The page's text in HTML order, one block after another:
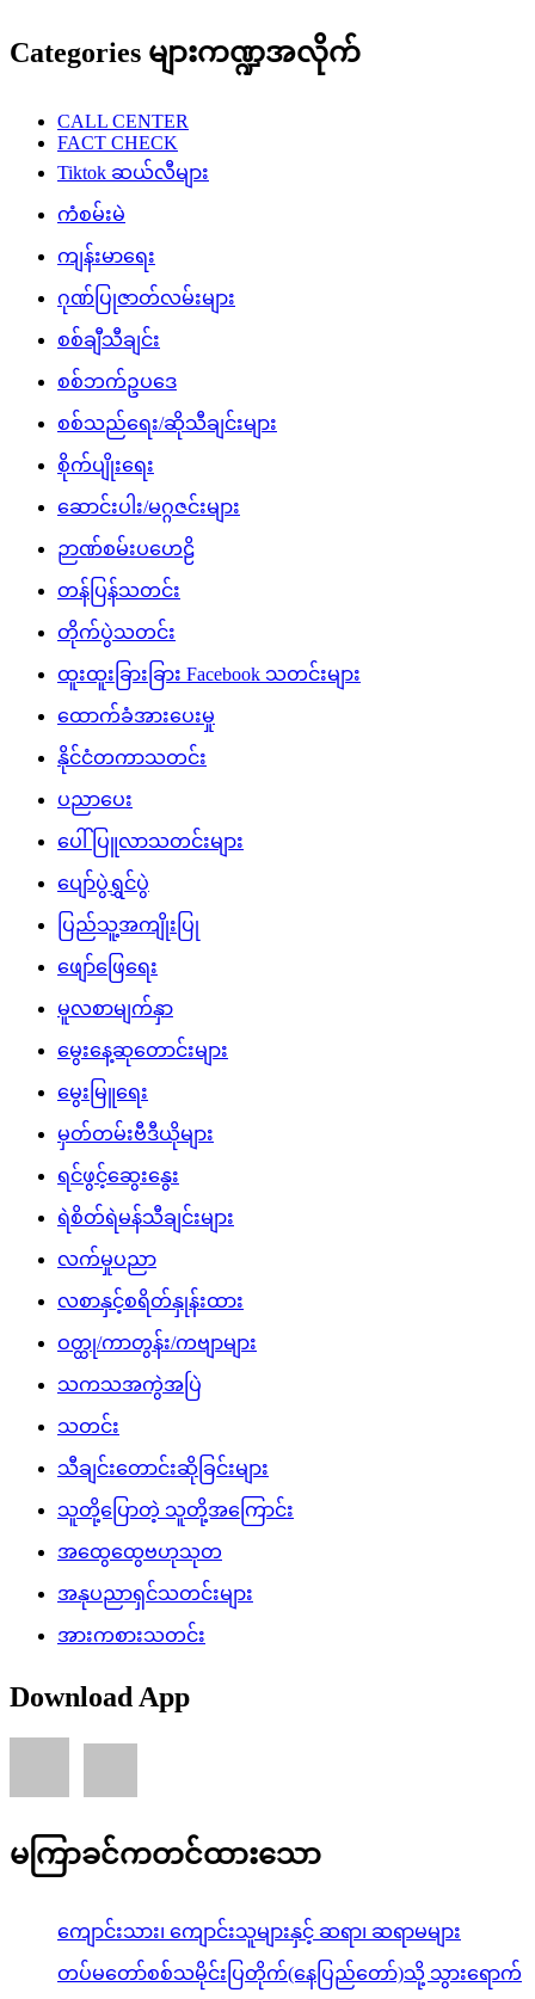
Categories များကဏ္ဍအလိုက်
CALL CENTER
FACT CHECK
Tiktok ဆယ်လီများ
ကံစမ်းမဲ
ကျန်းမာရေး
ဂုဏ်ပြုဇာတ်လမ်းများ
စစ်ချီသီချင်း
စစ်ဘက်ဥပဒေ
စစ်သည်ရေး/ဆိုသီချင်းများ
စိုက်ပျိုးရေး
ဆောင်းပါး/မဂ္ဂဇင်းများ
ဉာဏ်စမ်းပဟေဠိ
တန်ပြန်သတင်း
တိုက်ပွဲသတင်း
ထူးထူးခြားခြား Facebook သတင်းများ
ထောက်ခံအားပေးမှု
နိုင်ငံတကာသတင်း
ပညာပေး
ပေါ်ပြူလာသတင်းများ
ပျော်ပွဲရွှင်ပွဲ
ပြည်သူ့အကျိုးပြု
ဖျော်ဖြေရေး
မူလစာမျက်နှာ
မွေးနေ့ဆုတောင်းများ
မွေးမြူရေး
မှတ်တမ်းဗီဒီယိုများ
ရင်ဖွင့်ဆွေးနွေး
ရဲစိတ်ရဲမန်သီချင်းများ
လက်မှုပညာ
လစာနှင့်စရိတ်နှုန်းထား
ဝတ္ထု/ကာတွန်း/ကဗျာများ
သကသအကွဲအပြဲ
သတင်း
သီချင်းတောင်းဆိုခြင်းများ
သူတို့ပြောတဲ့ သူတို့အကြောင်း
အထွေထွေဗဟုသုတ
အနုပညာရှင်သတင်းများ
အားကစားသတင်း
Download App
မကြာခင်ကတင်ထားသော
ကျောင်းသား၊ ကျောင်းသူများနှင့် ဆရာ၊ ဆရာမများ
တပ်မတော်စစ်သမိုင်းပြတိုက်(နေပြည်တော်)သို့ သွားရောက်